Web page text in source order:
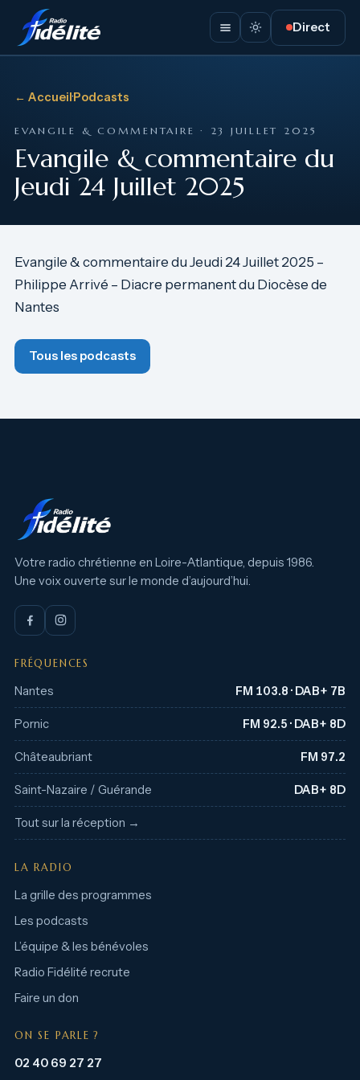
Direct
← Accueil·Podcasts
EVANGILE & COMMENTAIRE · 23 JUILLET 2025
Evangile & commentaire du
Jeudi 24 Juillet 2025
Evangile & commentaire du Jeudi 24 Juillet 2025 –
Philippe Arrivé – Diacre permanent du Diocèse de
Nantes
Tous les podcasts
Votre radio chrétienne en Loire-Atlantique, depuis 1986.
Une voix ouverte sur le monde d’aujourd’hui.
FRÉQUENCES
Nantes FM 103.8 · DAB+ 7B
Pornic FM 92.5 · DAB+ 8D
Châteaubriant FM 97.2
Saint-Nazaire / Guérande DAB+ 8D
Tout sur la réception →
LA RADIO
La grille des programmes
Les podcasts
L’équipe & les bénévoles
Radio Fidélité recrute
Faire un don
ON SE PARLE ?
02 40 69 27 27